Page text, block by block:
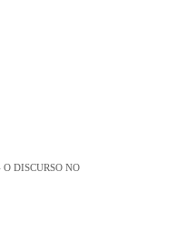
DISCURSO NO